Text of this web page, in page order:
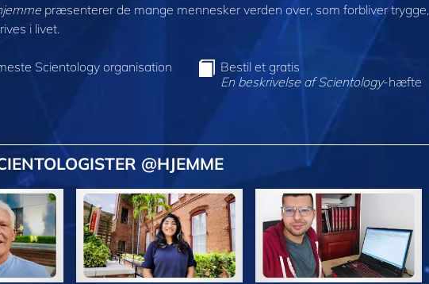
præsenterer de mange mennesker verden over, som forbliver trygge,
i livet.
Scientology organisation
Bestil et gratis
En beskrivelse af Scientology-hæfte
@HJEMME